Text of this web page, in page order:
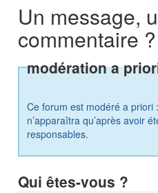
Un message,
commentaire ?
modération a
Ce forum est modéré a priori
n’apparaîtra qu’après avoir
responsables.
Qui êtes-vous ?